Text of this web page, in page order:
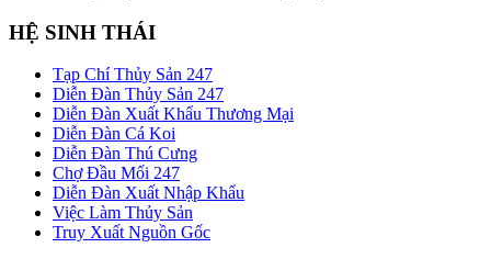
HỆ SINH THÁI
Tạp Chí Thủy Sản 247
Diễn Đàn Thủy Sản 247
Diễn Đàn Xuất Khẩu Thương Mại
Diễn Đàn Cá Koi
Diễn Đàn Thú Cưng
Chợ Đầu Mối 247
Diễn Đàn Xuất Nhập Khẩu
Việc Làm Thủy Sản
Truy Xuất Nguồn Gốc